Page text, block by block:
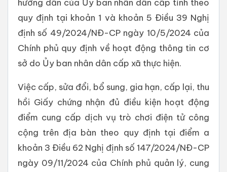
hướng dẫn của Ủy ban nhân dân cấp tỉnh theo
quy định tại khoản 1 và khoản 5 Điều 39 Nghị
định số 49/2024/NĐ-CP ngày 10/5/2024 của
Chính phủ quy định về hoạt động thông tin cơ
sở do Ủy ban nhân dân cấp xã thực hiện.
Việc cấp, sửa đổi, bổ sung, gia hạn, cấp lại, thu
hồi Giấy chứng nhận đủ điều kiện hoạt động
điểm cung cấp dịch vụ trò chơi điện tử công
cộng trên địa bàn theo quy định tại điểm a
khoản 3 Điều 62 Nghị định số 147/2024/NĐ-CP
ngày 09/11/2024 của Chính phủ quản lý, cung